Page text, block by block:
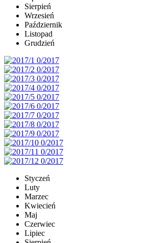
Sierpień
Wrzesień
Październik
Listopad
Grudzień
Styczeń
Luty
Marzec
Kwiecień
Maj
Czerwiec
Lipiec